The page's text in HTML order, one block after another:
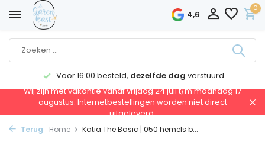
4,6
0
Voor 16:00 besteld, dezelfde dag verstuurd
Wij zijn met vakantie vanaf vrijdag 24 juli t/m maandag 17
augustus. Internetbestellingen worden niet direct
uitgeleverd.
Terug Home Katia The Basic | 050 hemels b...